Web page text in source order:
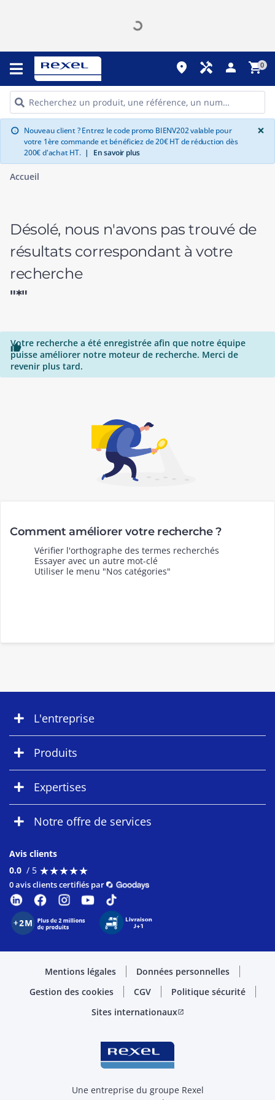
place handyman person shopping_cart0
info Nouveau client ? Entrez le code promo BIENV202 valable pour
votre 1ère commande et bénéficiez de 20€ HT de réduction dès
200€ d'achat HT. | En savoir plus
×
Accueil
Désolé, nous n'avons pas trouvé de
résultats correspondant à votre
recherche
"*"

Votre recherche a été enregistrée afin que notre équipe
puisse améliorer notre moteur de recherche. Merci de
revenir plus tard.
Comment améliorer votre recherche ?
Vérifier l'orthographe des termes recherchés
Essayer avec un autre mot-clé
Utiliser le menu "Nos catégories"
L'entreprise
Produits
Expertises
Notre offre de services
Avis clients
0.0 / 5 ★★★★★
★★★★★
0 avis clients certifiés par
Mentions légales
Données personnelles
Gestion des cookies
CGV
Politique sécurité
Sites internationauxopen_in_new
Une entreprise du groupe Rexel